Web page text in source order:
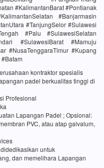
#KalimantanBarat #Pontianak
#Banjarmasin
#TanjungSelor #Sulawesi
#Palu #SulawesiSelatan
#SulawesiBarat #Mamuju
#NusaTenggaraTimur #Kupang
kontraktor spesialis
padel berkualitas tinggi di
Profesional
Lapangan Padel ; Opsional:
PVC, atau atap galvalum,
untuk
dan memelihara Lapangan